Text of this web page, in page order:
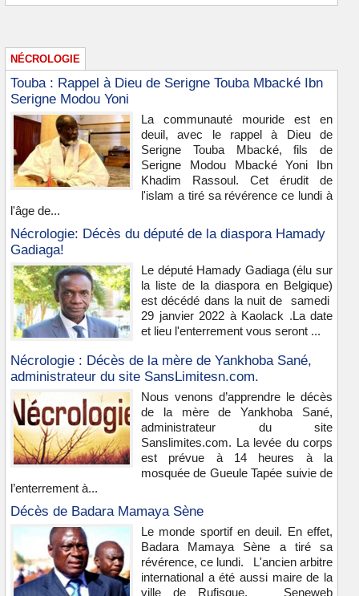
NÉCROLOGIE
Touba : Rappel à Dieu de Serigne Touba Mbacké Ibn
Serigne Modou Yoni
La communauté mouride est en
deuil, avec le rappel à Dieu de
Serigne Touba Mbacké, fils de
Serigne Modou Mbacké Yoni Ibn
Khadim Rassoul. Cet érudit de
l'islam a tiré sa révérence ce lundi à
l'âge de...
Nécrologie: Décès du député de la diaspora Hamady
Gadiaga!
Le député Hamady Gadiaga (élu sur
la liste de la diaspora en Belgique)
est décédé dans la nuit de samedi
29 janvier 2022 à Kaolack .La date
et lieu l'enterrement vous seront ...
Nécrologie : Décès de la mère de Yankhoba Sané,
administrateur du site SansLimitesn.com.
Nous venons d’apprendre le décès
de la mère de Yankhoba Sané,
administrateur du site
Sanslimites.com. La levée du corps
est prévue à 14 heures à la
mosquée de Gueule Tapée suivie de
l’enterrement à...
Décès de Badara Mamaya Sène
Le monde sportif en deuil. En effet,
Badara Mamaya Sène a tiré sa
révérence, ce lundi. L'ancien arbitre
international a été aussi maire de la
ville de Rufisque. Seneweb